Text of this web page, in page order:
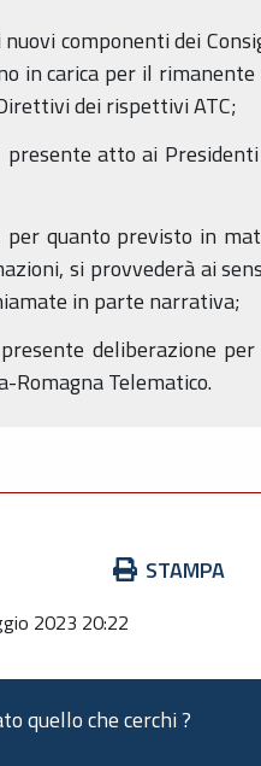
componenti dei
in carica per il
dei rispettivi ATC;
atto ai Presidenti
per quanto previsto in
si provvederà ai
in parte narrativa;
deliberazione
Romagna Telematico.
STAMPA
2023 20:22
quello che cerchi ?